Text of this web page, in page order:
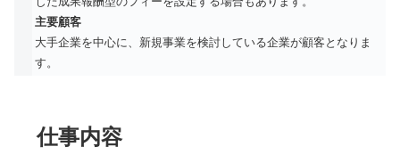
主要顧客
大手企業を中心に、新規事業を検討している企業が顧客となりま
す。
仕事内容